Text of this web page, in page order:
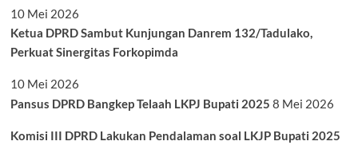
10 Mei 2026
Ketua DPRD Sambut Kunjungan Danrem 132/Tadulako,
Perkuat Sinergitas Forkopimda
10 Mei 2026
Pansus DPRD Bangkep Telaah LKPJ Bupati 2025 8 Mei 2026
Komisi III DPRD Lakukan Pendalaman soal LKJP Bupati 2025